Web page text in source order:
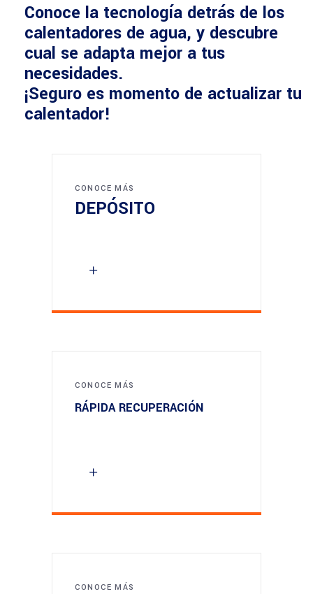
Conoce la tecnología detrás de los
calentadores de agua, y descubre
cual se adapta mejor a tus
necesidades.
¡Seguro es momento de actualizar tu
calentador!
CONOCE MÁS
DEPÓSITO
CONOCE MÁS
RÁPIDA RECUPERACIÓN
CONOCE MÁS